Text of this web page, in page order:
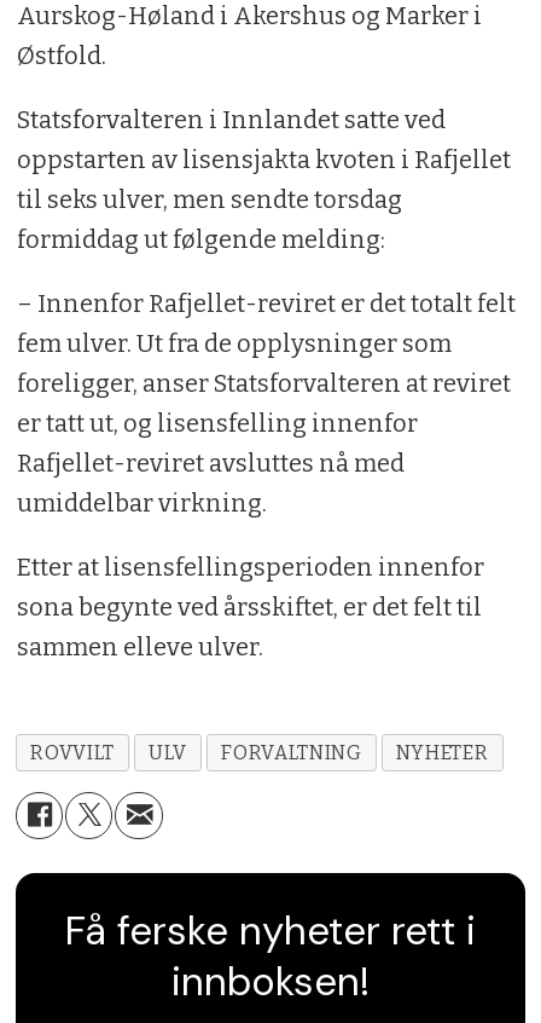
Aurskog-Høland i Akershus og Marker i
Østfold.
Statsforvalteren i Innlandet satte ved
oppstarten av lisensjakta kvoten i Rafjellet
til seks ulver, men sendte torsdag
formiddag ut følgende melding:
– Innenfor Rafjellet-reviret er det totalt felt
fem ulver. Ut fra de opplysninger som
foreligger, anser Statsforvalteren at reviret
er tatt ut, og lisensfelling innenfor
Rafjellet-reviret avsluttes nå med
umiddelbar virkning.
Etter at lisensfellingsperioden innenfor
sona begynte ved årsskiftet, er det felt til
sammen elleve ulver.
ROVVILT ULV FORVALTNING NYHETER
Få ferske nyheter rett i
innboksen!